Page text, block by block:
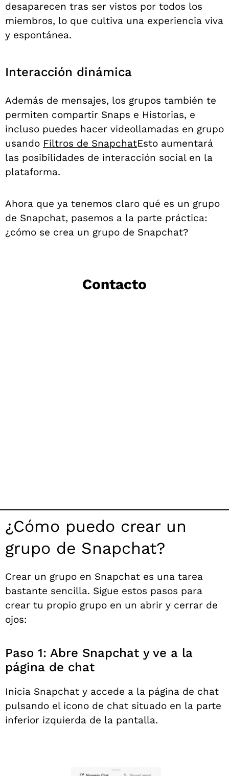
desaparecen tras ser vistos por todos los
miembros, lo que cultiva una experiencia viva
y espontánea.
Interacción dinámica
Además de mensajes, los grupos también te
permiten compartir Snaps e Historias, e
incluso puedes hacer videollamadas en grupo
usando Filtros de SnapchatEsto aumentará
las posibilidades de interacción social en la
plataforma.
Ahora que ya tenemos claro qué es un grupo
de Snapchat, pasemos a la parte práctica:
¿cómo se crea un grupo de Snapchat?
Contacto
¿Cómo puedo crear un
grupo de Snapchat?
Crear un grupo en Snapchat es una tarea
bastante sencilla. Sigue estos pasos para
crear tu propio grupo en un abrir y cerrar de
ojos:
Paso 1: Abre Snapchat y ve a la
página de chat
Inicia Snapchat y accede a la página de chat
pulsando el icono de chat situado en la parte
inferior izquierda de la pantalla.